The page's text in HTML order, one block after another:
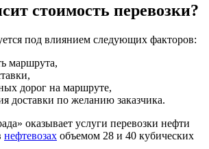
стоимость перевозки?
под влиянием следующих факторов:
маршрута,
дорог на маршруте,
доставки по желанию заказчика.
оказывает услуги перевозки нефти
нефтевозах объемом 28 и 40 кубических